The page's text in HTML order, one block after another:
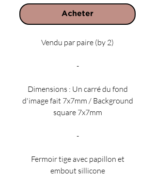
Acheter
Vendu par paire (by 2)
-
Dimensions : Un carré du fond
d'image fait 7x7mm / Background
square 7x7mm
-
Fermoir tige avec papillon et
embout sillicone